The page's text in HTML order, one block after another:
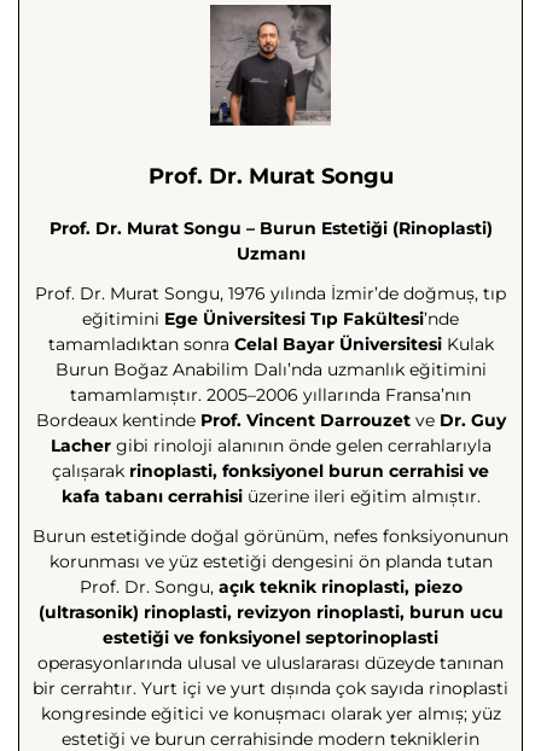
Prof. Dr. Murat Songu
Prof. Dr. Murat Songu – Burun Estetiği (Rinoplasti)
Uzmanı
Prof. Dr. Murat Songu, 1976 yılında İzmir’de doğmuş, tıp
eğitimini Ege Üniversitesi Tıp Fakültesi’nde
tamamladıktan sonra Celal Bayar ÜniversitesiKulak
Burun Boğaz Anabilim Dalı’nda uzmanlık eğitimini
tamamlamıştır. 2005–2006 yıllarında Fransa’nın
Bordeaux kentinde Prof. Vincent Darrouzetve Dr. Guy
Lachergibi rinoloji alanının önde gelen cerrahlarıyla
çalışarak rinoplasti, fonksiyonel burun cerrahisi ve
kafa tabanı cerrahisiüzerine ileri eğitim almıştır.
Burun estetiğinde doğal görünüm, nefes fonksiyonunun
korunması ve yüz estetiği dengesini ön planda tutan
Prof. Dr. Songu,açık teknik rinoplasti, piezo
(ultrasonik) rinoplasti, revizyon rinoplasti, burun ucu
estetiği ve fonksiyonel septorinoplasti
operasyonlarında ulusal ve uluslararası düzeyde tanınan
bir cerrahtır. Yurt içi ve yurt dışında çok sayıda rinoplasti
kongresinde eğitici ve konuşmacı olarak yer almış; yüz
estetiği ve burun cerrahisinde modern tekniklerin